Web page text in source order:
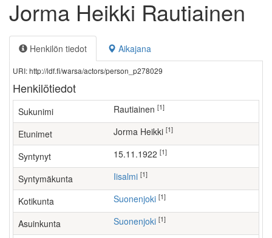
Jorma Heikki Rautiainen
Henkilön tiedot Aikajana
URI: http://ldf.fi/warsa/actors/person_p278029
Henkilötiedot
Sukunimi Rautiainen [1]
Etunimet Jorma Heikki [1]
Syntynyt 15.11.1922 [1]
Syntymäkunta Iisalmi [1]
Kotikunta Suonenjoki [1]
Asuinkunta Suonenjoki [1]